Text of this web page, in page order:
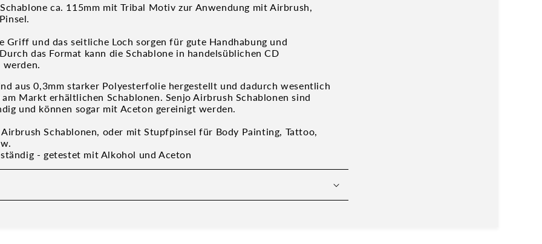
ca. 115mm mit Tribal Motiv zur Anwendung mit Airbrush,
Griff und das seitliche Loch sorgen für gute Handhabung und
das Format kann die Schablone in handelsüblichen CD
aus 0,3mm starker Polyesterfolie hergestellt und dadurch wesentlich
Markt erhältlichen Schablonen. Senjo Airbrush Schablonen sind
und können sogar mit Aceton gereinigt werden.
Schablonen, oder mit Stupfpinsel für Body Painting, Tattoo,
- getestet mit Alkohol und Aceton